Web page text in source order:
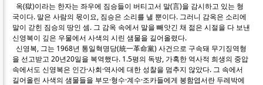
옥(獄)이라는 한자는 좌우에 짐승들이 버티고서 말(言)을 감시하고 있는 형
국이다. 말은 사람의 몫이요, 짐승은 소리를 낼 뿐이다. 그러니 감옥은 소리에
말이 갇힌 짐승의 땅인 셈. 그 감옥 속에서 말을 빼앗긴 채 젊은 시절을 다 보낸
신영복이 깊은 우물에서 사색의 시린 샘물을 길어올렸다.
신영복, 그는 1968년 통일혁명당(統一革命黨) 사건으로 구속돼 무기징역형
을 선고받고 20년20일을 복역했다. 1.5평의 독방, 가혹한 역사적 희생의 중압
속에서도 신영복은 인간·사회·역사에 대한 성찰을 멈추지 않았다. 그 속에서
길어올린 사색의 샘물들을 부모·형수·계수·조카들에게 봉함엽서란 두레박에